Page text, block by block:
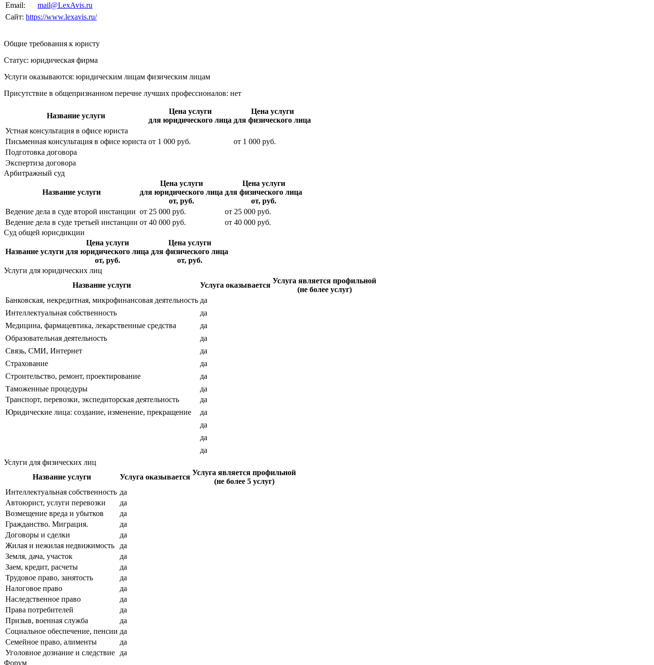
Email:
mail@LexAvis.ru
Сайт: https://www.lexavis.ru/
Общие требования к юристу
Статус: юридическая фирма
Услуги оказываются: юридическим лицам физическим лицам
Присутствие в общепризнанном перечне лучших профессионалов: нет
Название услуги
Цена услуги
для юридического лица
Цена услуги
для физического лица
Устная консультация в офисе юриста
Письменная консультация в офисе юриста от 1 000 руб. от 1 000 руб.
Подготовка договора
Экспертиза договора
Арбитражный суд
Название услуги
Цена услуги
для юридического лица
от, руб.
Цена услуги
для физического лица
от, руб.
Ведение дела в суде второй инстанции от 25 000 руб. от 25 000 руб.
Ведение дела в суде третьей инстанции от 40 000 руб. от 40 000 руб.
Суд общей юрисдикции
Название услуги
Цена услуги
для юридического лица
от, руб.
Цена услуги
для физического лица
от, руб.
Услуги для юридических лиц
Название услуги
Услуга оказывается
Услуга является профильной
(не более услуг)
Банковская, некредитная, микрофинансовая деятельность да
Интеллектуальная собственность
да
Медицина, фармацевтика, лекарственные средства
да
Образовательная деятельность
да
Связь, СМИ, Интернет
да
Страхование
да
Строительство, ремонт, проектирование
да
Таможенные процедуры
да
Транспорт, перевозки, экспедиторская деятельность
да
Юридические лица: создание, изменение, прекращение
да
да
да
да
Услуги для физических лиц
Название услуги
Услуга оказывается
Услуга является профильной
(не более 5 услуг)
Интеллектуальная собственность да
Автоюрист, услуги перевозки
да
Возмещение вреда и убытков
да
Гражданство. Миграция.
да
Договоры и сделки
да
Жилая и нежилая недвижимость
да
Земля, дача, участок
да
Заем, кредит, расчеты
да
Трудовое право, занятость
да
Налоговое право
да
Наследственное право
да
Права потребителей
да
Призыв, военная служба
да
Социальное обеспечение, пенсии да
Семейное право, алименты
да
Уголовное дознание и следствие
да
Форум